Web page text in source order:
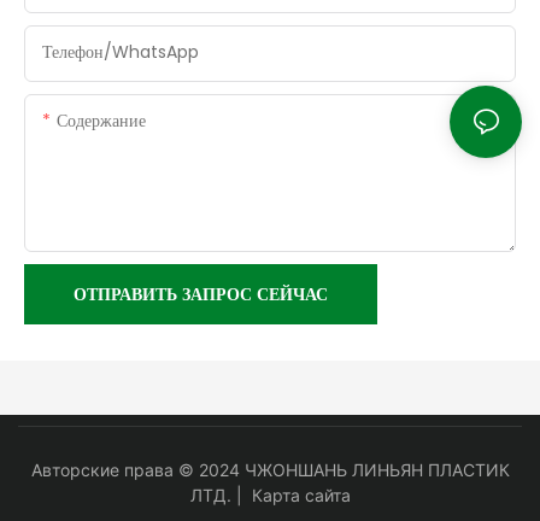
Телефон/WhatsApp
Содержание
ОТПРАВИТЬ ЗАПРОС СЕЙЧАС
Авторские права © 2024 ЧЖОНШАНЬ ЛИНЬЯН ПЛАСТИК
ЛТД. |
Карта сайта